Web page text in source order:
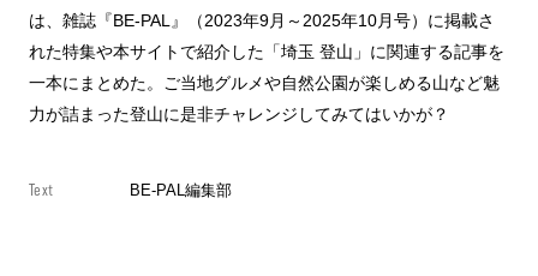
は、雑誌『BE-PAL』（2023年9月～2025年10月号）に掲載さ
れた特集や本サイトで紹介した「埼玉 登山」に関連する記事を
一本にまとめた。ご当地グルメや自然公園が楽しめる山など魅
力が詰まった登山に是非チャレンジしてみてはいかが？
Text BE-PAL編集部